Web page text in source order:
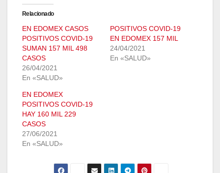
Relacionado
EN EDOMEX CASOS
POSITIVOS COVID-19
SUMAN 157 MIL 498
CASOS
26/04/2021
En «SALUD»
POSITIVOS COVID-19
EN EDOMEX 157 MIL
24/04/2021
En «SALUD»
EN EDOMEX
POSITIVOS COVID-19
HAY 160 MIL 229
CASOS
27/06/2021
En «SALUD»